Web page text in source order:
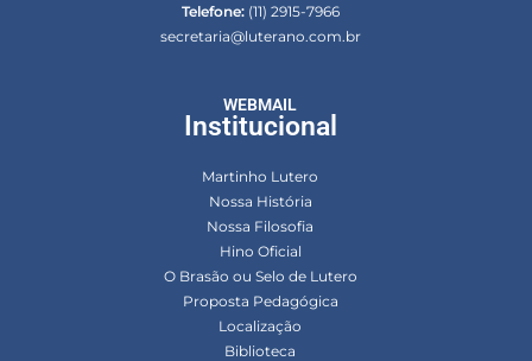
Telefone:(11) 2915-7966
secretaria@luterano.com.br
WEBMAIL
Institucional
Martinho Lutero
Nossa História
Nossa Filosofia
Hino Oficial
O Brasão ou Selo de Lutero
Proposta Pedagógica
Localização
Biblioteca